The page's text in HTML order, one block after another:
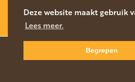
Deze website maakt gebruik
Lees meer.
Begrepen
WEBSITE DOOR
Waar kunnen we u mee